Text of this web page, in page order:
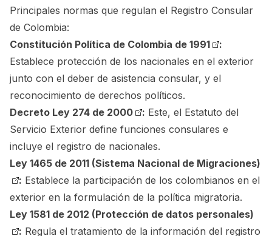
Principales normas que regulan el Registro Consular
de Colombia:
Constitución Política de Colombia de 1991
:
Establece protección de los nacionales en el exterior
junto con el deber de asistencia consular, y el
reconocimiento de derechos políticos.
Decreto Ley 274 de 2000
: Este, el Estatuto del
Servicio Exterior define funciones consulares e
incluye el registro de nacionales.
Ley 1465 de 2011 (Sistema Nacional de Migraciones)
: Establece la participación de los colombianos en el
exterior en la formulación de la política migratoria.
Ley 1581 de 2012 (Protección de datos personales)
: Regula el tratamiento de la información del registro